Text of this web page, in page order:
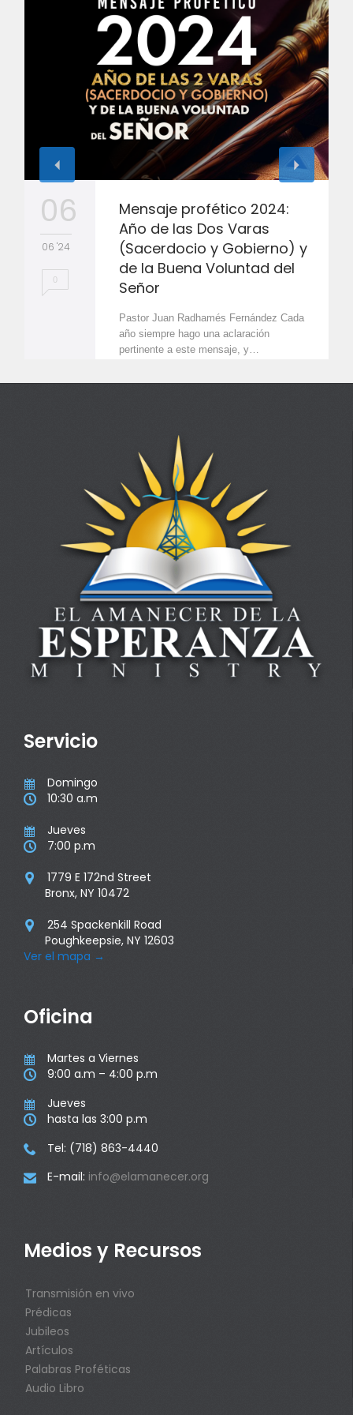
06
06 '24
0
Mensaje profético 2024:
Año de las Dos Varas
(Sacerdocio y Gobierno) y
de la Buena Voluntad del
Señor
Pastor Juan Radhamés Fernández Cada
año siempre hago una aclaración
pertinente a este mensaje, y…
Servicio
 Domingo
 10:30 a.m
 Jueves
 7:00 p.m

1779 E 172nd Street
Bronx, NY 10472

254 Spackenkill Road
Poughkeepsie, NY 12603
Ver el mapa →
Oficina
 Martes a Viernes
 9:00 a.m – 4:00 p.m
 Jueves
 hasta las 3:00 p.m
 Tel: (718) 863-4440
 E-mail: info@elamanecer.org
Medios y Recursos
Transmisión en vivo
Prédicas
Jubileos
Artículos
Palabras Proféticas
Audio Libro